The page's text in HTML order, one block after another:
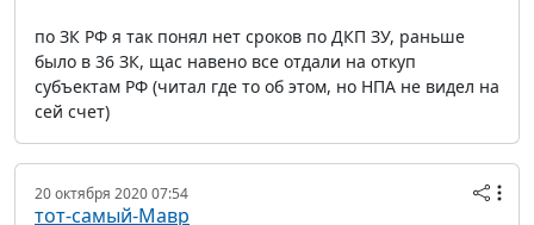
по ЗК РФ я так понял нет сроков по ДКП ЗУ, раньше
было в 36 ЗК, щас навено все отдали на откуп
субъектам РФ (читал где то об этом, но НПА не видел на
сей счет)
20 октября 2020 07:54
тот-самый-Мавр